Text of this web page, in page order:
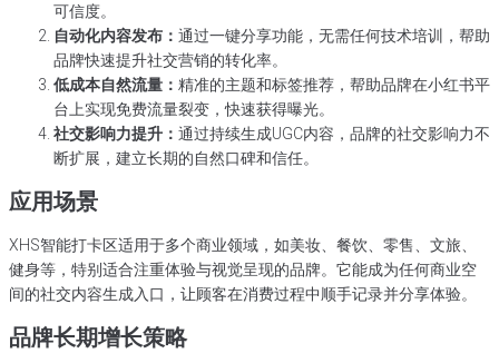
可信度。
自动化内容发布： 通过一键分享功能，无需任何技术培训，帮助
品牌快速提升社交营销的转化率。
低成本自然流量： 精准的主题和标签推荐，帮助品牌在小红书平
台上实现免费流量裂变，快速获得曝光。
社交影响力提升： 通过持续生成UGC内容，品牌的社交影响力不
断扩展，建立长期的自然口碑和信任。
应用场景
XHS智能打卡区适用于多个商业领域，如美妆、餐饮、零售、文旅、
健身等，特别适合注重体验与视觉呈现的品牌。它能成为任何商业空
间的社交内容生成入口，让顾客在消费过程中顺手记录并分享体验。
品牌长期增长策略